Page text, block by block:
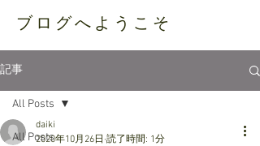
ブログへようこそ
記事
All Posts
All Posts
daiki
2020年10月26日 読了時間: 1分